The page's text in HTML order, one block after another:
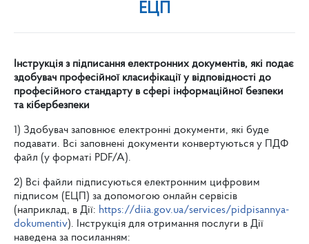
ЕЦП
Інструкція з підписання електронних документів, які подає
здобувач професійної класифікації у відповідності до
професійного стандарту в сфері інформаційної безпеки
та кібербезпеки
1) Здобувач заповнює електронні документи, які буде
подавати. Всі заповнені документи конвертуються у ПДФ
файл (у форматі PDF/A).
2) Всі файли підписуються електронним цифровим
підписом (ЕЦП) за допомогою онлайн сервісів
(наприклад, в Дії: https://diia.gov.ua/services/pidpisannya-
dokumentiv). Інструкція для отримання послуги в Дії
наведена за посиланням: